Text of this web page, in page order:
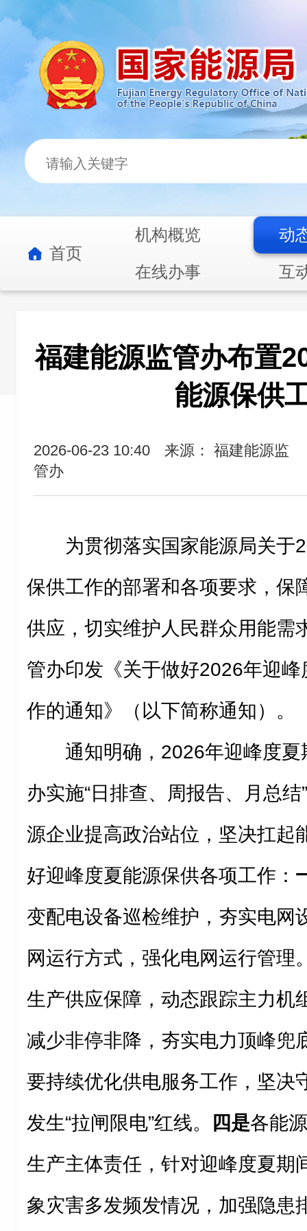
首页
机构概览
动
在线办事
互
福建能源监管办布置
能源保供
2026-06-23 10:40
来源： 福建能源监
管办
为贯彻落实国家能源局关于
保供工作的部署和各项要求，保
供应，切实维护人民群众用能需
管办印发《关于做好2026年迎
作的通知》（以下简称通知）。
通知明确，2026年迎峰度
办实施“日排查、周报告、月总
源企业提高政治站位，坚决扛起
好迎峰度夏能源保供各项工作：
变配电设备巡检维护，夯实电网
网运行方式，强化电网运行管理
生产供应保障，动态跟踪主力机
减少非停非降，夯实电力顶峰兜
要持续优化供电服务工作，坚决
发生“拉闸限电”红线。
四是各能
生产主体责任，针对迎峰度夏期
象灾害多发频发情况，加强隐患